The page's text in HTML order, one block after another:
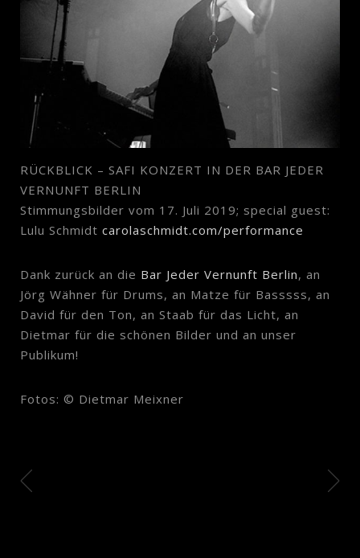
RÜCKBLICK – SAFI KONZERT IN DER BAR JEDER
VERNUNFT BERLIN
Stimmungsbilder vom 17. Juli 2019; special guest:
Lulu Schmidt carolaschmidt.com/performance
Dank zurück an die Bar Jeder Vernunft Berlin, an
Jörg Wähner für Drums, an Matze für Basssss, an
David für den Ton, an Staab für das Licht, an
Dietmar für die schönen Bilder und an unser
Publikum!
Fotos: © Dietmar Meixner